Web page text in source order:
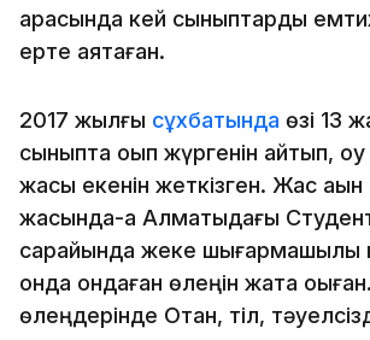
арқасында кей сыныптарды
ерте аяқтаған.
2017 жылғы сұхбатында өзі 13
сыныпта оқып жүргенін айтып, оқу
жақсы екенін жеткізген. Жас
жасында-ақ Алматыдағы
сарайында жеке шығармашылық
онда ондаған өлеңін жатқа
өлеңдерінде Отан, тіл,